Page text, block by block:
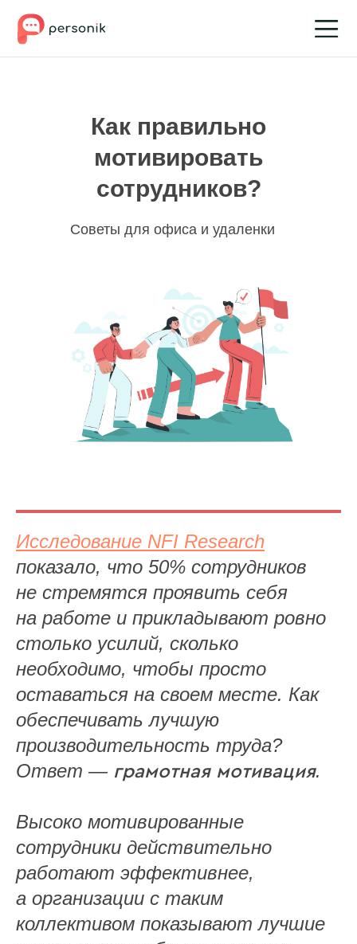
Как правильно
мотивировать
сотрудников?
Советы для офиса и удаленки
Исследование NFI Research
показало, что 50% сотрудников
не стремятся проявить себя
на работе и прикладывают ровно
столько усилий, сколько
необходимо, чтобы просто
оставаться на своем месте. Как
обеспечивать лучшую
производительность труда?
Ответ — грамотная мотивация.
Высоко мотивированные
сотрудники действительно
работают эффективнее,
а организации с таким
коллективом показывают лучшие